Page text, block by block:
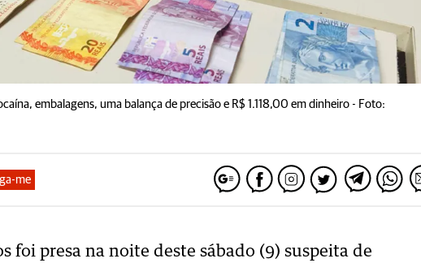
embalagens, uma balança de precisão e R$ 1.118,00 em dinheiro - Foto:
me
foi presa na noite deste sábado (9) suspeita de